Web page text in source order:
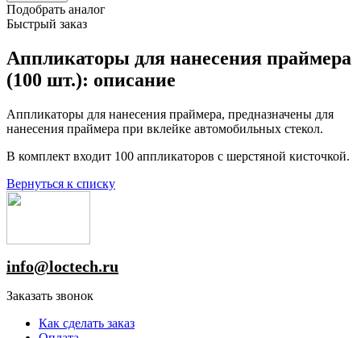
Подобрать аналог
Быстрый заказ
Аппликаторы для нанесения праймера
(100 шт.): описание
Аппликаторы для нанесения праймера, предназначены для
нанесения праймера при вклейке автомобильных стекол.
В комплект входит 100 аппликаторов с шерстяной кисточкой.
Вернуться к списку
info@loctech.ru
Заказать звонок
Как сделать заказ